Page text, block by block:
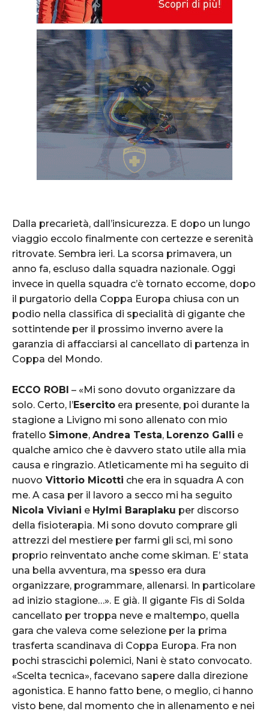
Dalla precarietà, dall’insicurezza. E dopo un lungo
viaggio eccolo finalmente con certezze e serenità
ritrovate. Sembra ieri. La scorsa primavera, un
anno fa, escluso dalla squadra nazionale. Oggi
invece in quella squadra c’è tornato eccome, dopo
il purgatorio della Coppa Europa chiusa con un
podio nella classifica di specialità di gigante che
sottintende per il prossimo inverno avere la
garanzia di affacciarsi al cancellato di partenza in
Coppa del Mondo.
ECCO ROBI – «Mi sono dovuto organizzare da
solo. Certo, l’Esercito era presente, poi durante la
stagione a Livigno mi sono allenato con mio
fratello Simone, Andrea Testa, Lorenzo Galli e
qualche amico che è davvero stato utile alla mia
causa e ringrazio. Atleticamente mi ha seguito di
nuovo Vittorio Micotti che era in squadra A con
me. A casa per il lavoro a secco mi ha seguito
Nicola Viviani e Hylmi Baraplaku per discorso
della fisioterapia. Mi sono dovuto comprare gli
attrezzi del mestiere per farmi gli sci, mi sono
proprio reinventato anche come skiman. E’ stata
una bella avventura, ma spesso era dura
organizzare, programmare, allenarsi. In particolare
ad inizio stagione…». E già. Il gigante Fis di Solda
cancellato per troppa neve e maltempo, quella
gara che valeva come selezione per la prima
trasferta scandinava di Coppa Europa. Fra non
pochi strascichi polemici, Nani è stato convocato.
«Scelta tecnica», facevano sapere dalla direzione
agonistica. E hanno fatto bene, o meglio, ci hanno
visto bene, dal momento che in allenamento e nei